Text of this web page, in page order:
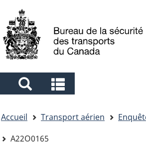
to
main
to
"About
à
la
Sélection
de
la
langue
Search
and
menus
and
menus
êtes
ici
Accueil Transport aérien
A22O0165